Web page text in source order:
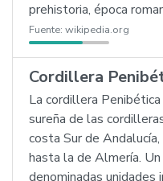
prehistoria, época
Fuente: wikipedia.org
Cordillera
La cordillera
sureña de las
costa Sur de
hasta la de Almería.
denominadas unidades